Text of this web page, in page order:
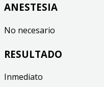
ANESTESIA
No necesario
RESULTADO
Inmediato